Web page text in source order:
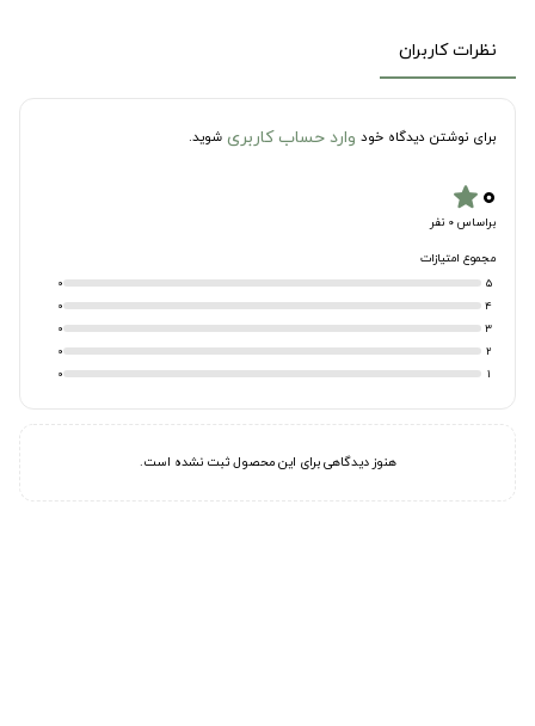
نظرات کاربران
برای نوشتن دیدگاه خود وارد حساب کاربری شوید.
۰star
براساس 0 نفر
مجموع امتیازات
5
0
4
0
3
0
2
0
1
0
هنوز دیدگاهی برای این محصول ثبت نشده است.